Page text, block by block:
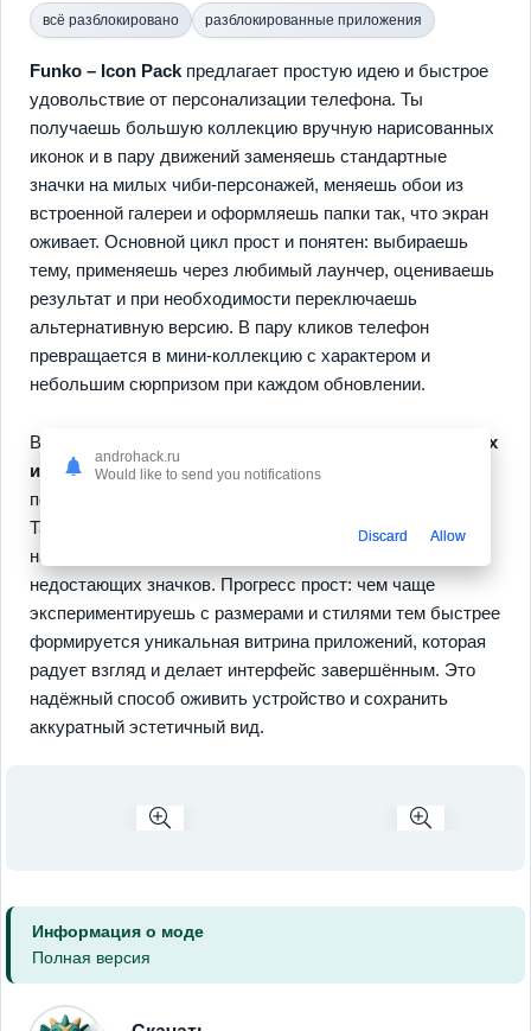
всё разблокировано разблокированные приложения
Funko – Icon Pack предлагает простую идею и быстрое
удовольствие от персонализации телефона. Ты
получаешь большую коллекцию вручную нарисованных
иконок и в пару движений заменяешь стандартные
значки на милых чиби-персонажей, меняешь обои из
встроенной галереи и оформляешь папки так, что экран
оживает. Основной цикл прост и понятен: выбираешь
тему, применяешь через любимый лаунчер, оцениваешь
результат и при необходимости переключаешь
альтернативную версию. В пару кликов телефон
превращается в мини-коллекцию с характером и
небольшим сюрпризом при каждом обновлении.
В комплекте есть
маскировка для не темизированных
иконок
, динамические календари и поддержка
популярных сервисов чтобы всё выглядело цельно.
Также доступны
альтернативные иконки
под разное
настроение и инструмент для быстрого запроса
недостающих значков. Прогресс прост: чем чаще
экспериментируешь с размерами и стилями тем быстрее
формируется уникальная витрина приложений, которая
радует взгляд и делает интерфейс завершённым. Это
надёжный способ оживить устройство и сохранить
аккуратный эстетичный вид.
Информация о моде
Полная версия
androhack.ru
Would like to send you notifications
Discard Allow